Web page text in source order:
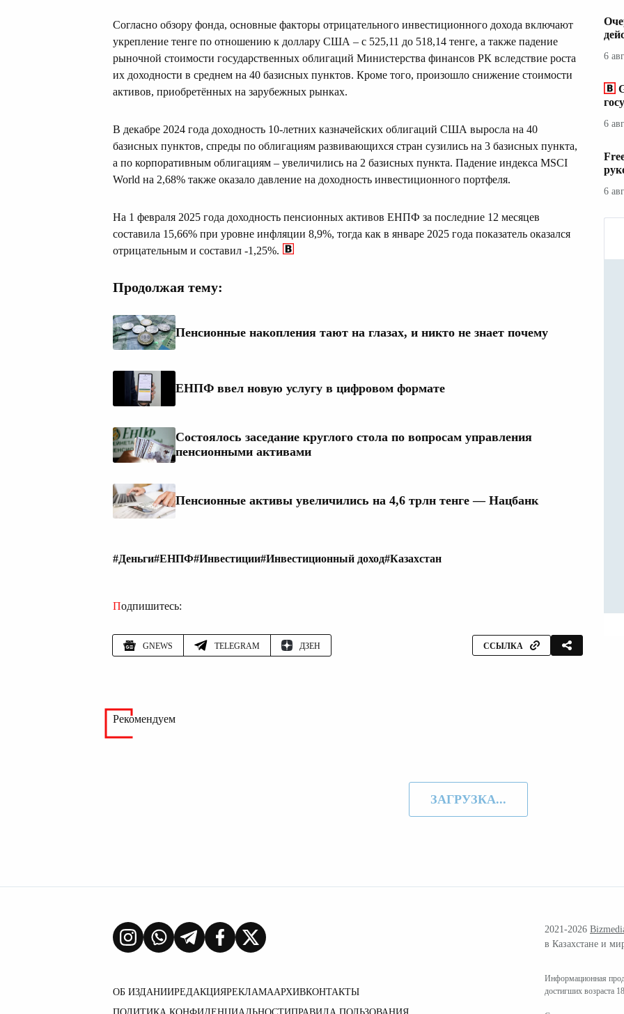
Согласно обзору фонда, основные факторы отрицательного инвестиционного дохода включают
укрепление тенге по отношению к доллару США – с 525,11 до 518,14 тенге, а также падение
рыночной стоимости государственных облигаций Министерства финансов РК вследствие роста
их доходности в среднем на 40 базисных пунктов. Кроме того, произошло снижение стоимости
активов, приобретённых на зарубежных рынках.
В декабре 2024 года доходность 10-летних казначейских облигаций США выросла на 40
базисных пунктов, спреды по облигациям развивающихся стран сузились на 3 базисных пункта,
а по корпоративным облигациям – увеличились на 2 базисных пункта. Падение индекса MSCI
World на 2,68% также оказало давление на доходность инвестиционного портфеля.
На 1 февраля 2025 года доходность пенсионных активов ЕНПФ за последние 12 месяцев
составила 15,66% при уровне инфляции 8,9%, тогда как в январе 2025 года показатель оказался
отрицательным и составил -1,25%.
Продолжая тему:
Пенсионные накопления тают на глазах, и никто не знает почему
ЕНПФ ввел новую услугу в цифровом формате
Состоялось заседание круглого стола по вопросам управления
пенсионными активами
Пенсионные активы увеличились на 4,6 трлн тенге — Нацбанк
#Деньги#ЕНПФ#Инвестиции#Инвестиционный доход#Казахстан
Подпишитесь:
GNEWS TELEGRAM ДЗЕН ССЫЛКА
6
6
6
Рекомендуем
ЗАГРУЗКА...
ОБ ИЗДАНИИРЕДАКЦИЯРЕКЛАМААРХИВКОНТАКТЫ
2021-2026
в Казахстане и
Информационная
достигших возраста